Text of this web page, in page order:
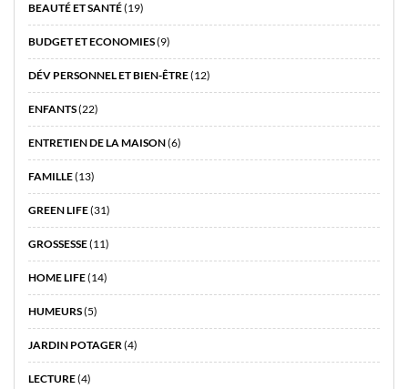
BEAUTÉ ET SANTÉ(19)
BUDGET ET ECONOMIES(9)
DÉV PERSONNEL ET BIEN-ÊTRE(12)
ENFANTS(22)
ENTRETIEN DE LA MAISON(6)
FAMILLE(13)
GREEN LIFE(31)
GROSSESSE(11)
HOME LIFE(14)
HUMEURS(5)
JARDIN POTAGER(4)
LECTURE(4)